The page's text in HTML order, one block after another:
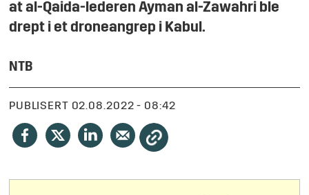
at al-Qaida-lederen Ayman al-Zawahri ble
drept i et droneangrep i Kabul.
NTB
PUBLISERT 02.08.2022 - 08:42